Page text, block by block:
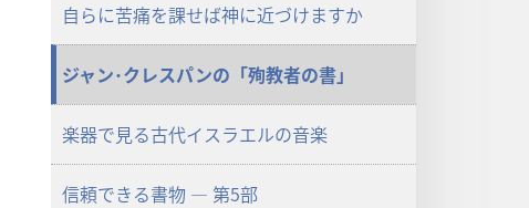
自らに苦痛を課せば神に近づけますか
ジャン･クレスパンの「殉教者の書」
楽器で見る古代イスラエルの音楽
信頼できる書物 ― 第5部